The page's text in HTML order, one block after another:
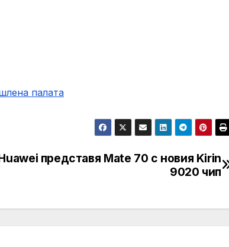
палaта
представя Mate 70 с новия Kirin
9020 чип